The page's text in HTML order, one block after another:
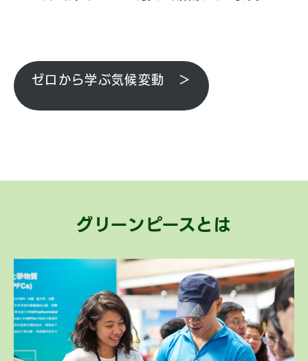
ゼロから学ぶ気候変動 ＞
グリーンピースとは